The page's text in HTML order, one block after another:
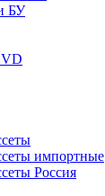
БУ
импортные
Россия